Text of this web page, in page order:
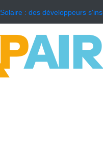
Solaire : des développeurs